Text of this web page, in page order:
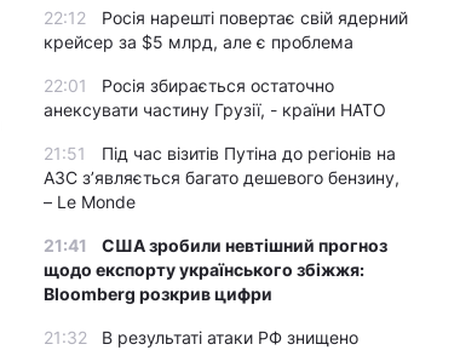
22:12
Росія нарешті повертає свій ядерний
крейсер за $5 млрд, але є проблема
22:01
Росія збирається остаточно
анексувати частину Грузії, - країни НАТО
21:51
Під час візитів Путіна до регіонів на
АЗС з’являється багато дешевого бензину,
– Le Monde
21:41
США зробили невтішний прогноз
щодо експорту українського збіжжя:
Bloomberg розкрив цифри
21:32
В результаті атаки РФ знищено